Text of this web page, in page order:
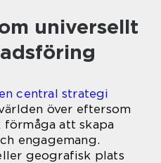
universellt
en central strategi
över eftersom
att skapa
engagemang.
geografisk plats